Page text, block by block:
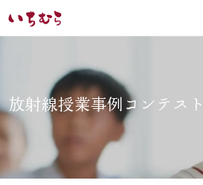
放射線授業事例コンテス